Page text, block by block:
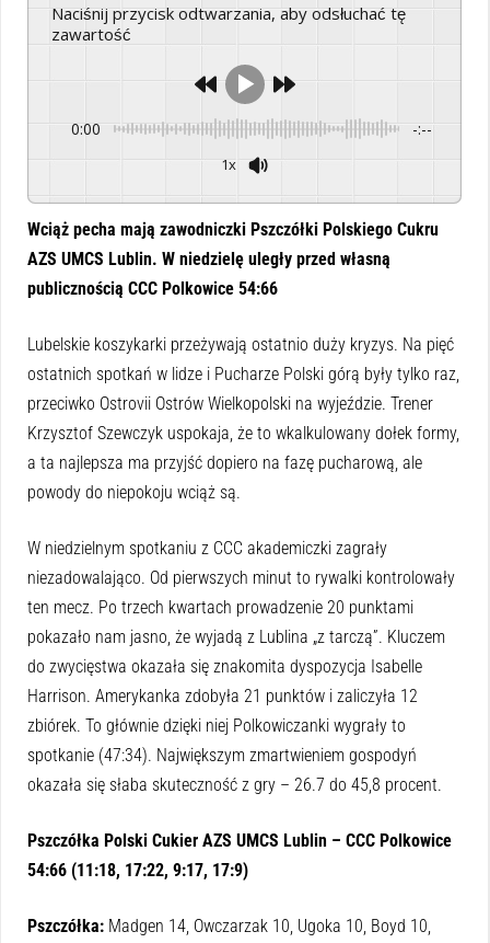
Naciśnij przycisk odtwarzania, aby odsłuchać tę
zawartość
0:00 -:--
1x
Wciąż pecha mają zawodniczki Pszczółki Polskiego Cukru
AZS UMCS Lublin. W niedzielę uległy przed własną
publicznością CCC Polkowice 54:66
Lubelskie koszykarki przeżywają ostatnio duży kryzys. Na pięć
ostatnich spotkań w lidze i Pucharze Polski górą były tylko raz,
przeciwko Ostrovii Ostrów Wielkopolski na wyjeździe. Trener
Krzysztof Szewczyk uspokaja, że to wkalkulowany dołek formy,
a ta najlepsza ma przyjść dopiero na fazę pucharową, ale
powody do niepokoju wciąż są.
W niedzielnym spotkaniu z CCC akademiczki zagrały
niezadowalająco. Od pierwszych minut to rywalki kontrolowały
ten mecz. Po trzech kwartach prowadzenie 20 punktami
pokazało nam jasno, że wyjadą z Lublina „z tarczą”. Kluczem
do zwycięstwa okazała się znakomita dyspozycja Isabelle
Harrison. Amerykanka zdobyła 21 punktów i zaliczyła 12
zbiórek. To głównie dzięki niej Polkowiczanki wygrały to
spotkanie (47:34). Największym zmartwieniem gospodyń
okazała się słaba skuteczność z gry – 26.7 do 45,8 procent.
Pszczółka Polski Cukier AZS UMCS Lublin – CCC Polkowice
54:66 (11:18, 17:22, 9:17, 17:9)
Pszczółka: Madgen 14, Owczarzak 10, Ugoka 10, Boyd 10,